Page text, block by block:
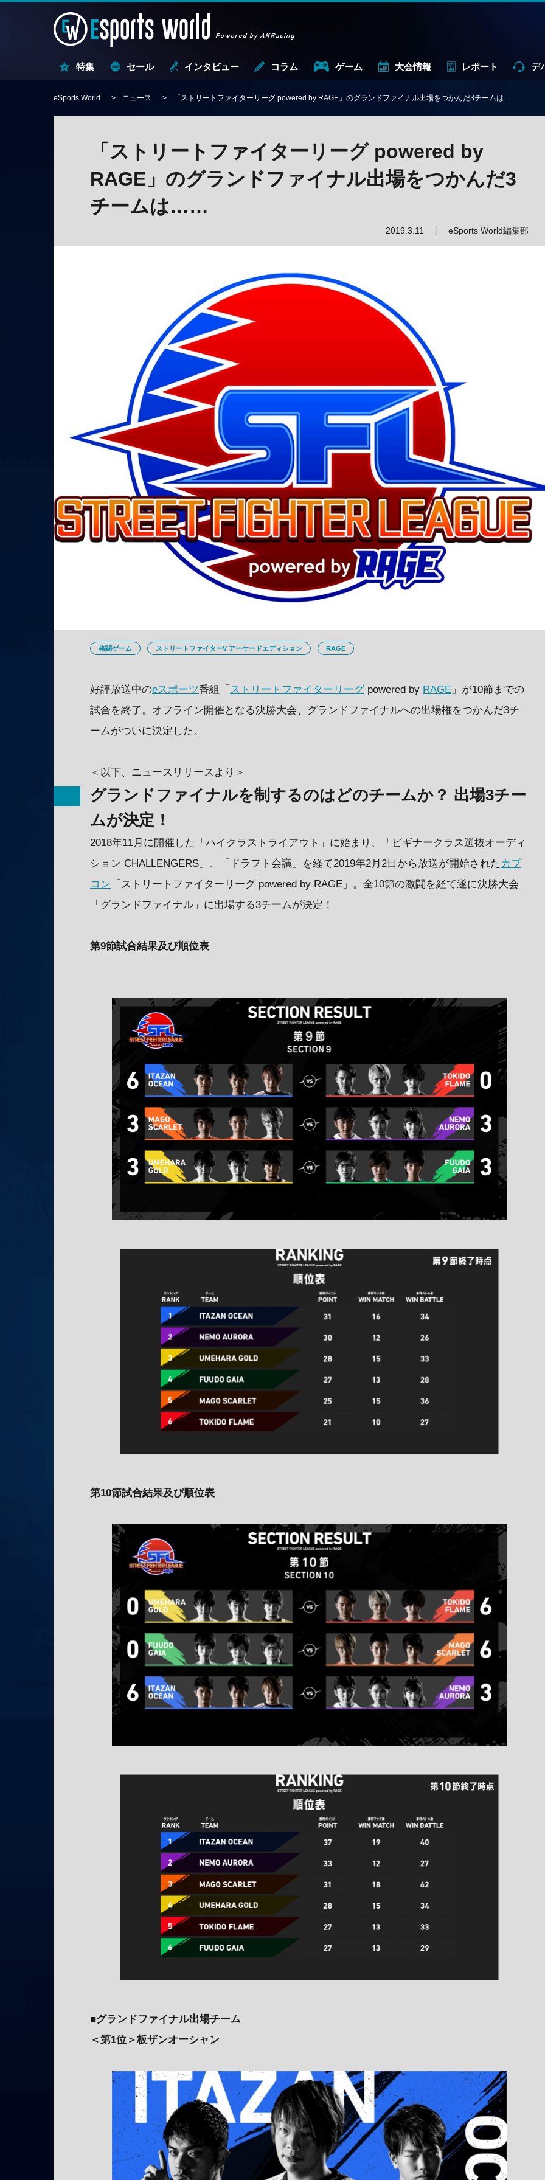
特集 セール インタビュー コラム ゲーム 大会情報 レポート デ
eSports World ニュース 「ストリートファイターリーグ powered by RAGE」のグランドファイナル出場をつかんだ3チームは……
「ストリートファイターリーグ powered by
RAGE」のグランドファイナル出場をつかんだ3
チームは……
2019.3.11 eSports World編集部
格闘ゲーム ストリートファイターV アーケードエディション RAGE
好評放送中のeスポーツ番組「 ストリートファイターリーグpowered by RAGE 」が10節までの
試合を終了。オフライン開催となる決勝大会、グランドファイナルへの出場権をつかんだ3チ
ームがついに決定した。
＜以下、ニュースリリースより＞
グランドファイナルを制するのはどのチームか？ 出場3チー
ムが決定！
2018年11月に開催した「ハイクラストライアウト」に始まり、「ビギナークラス選抜オーディ
ション CHALLENGERS」、「ドラフト会議」を経て2019年2月2日から放送が開始された カプ
コン 「ストリートファイターリーグ powered by RAGE」。全10節の激闘を経て遂に決勝大会
「グランドファイナル」に出場する3チームが決定！
第9節試合結果及び順位表
第10節試合結果及び順位表
■グランドファイナル出場チーム
＜第1位＞板ザンオーシャン